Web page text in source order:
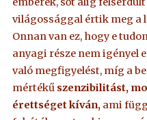
világossággal értik meg a
Onnan van ez, hogy e
anyagi része nem igényel
való megfigyelést, míg a
mértékű szenzibilitást,
érettséget kíván, ami